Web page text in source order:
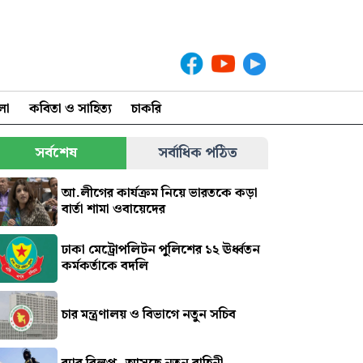
কবিতা ও সাহিত্য চাকরি
সর্বশেষ সর্বাধিক পঠিত
আ.লীগের কার্যক্রম নিয়ে ভারতকে কড়া
বার্তা শামা ওবায়েদের
ঢাকা মেট্রোপলিটন পুলিশের ১২ ঊর্ধ্বতন
কর্মকর্তাকে বদলি
চার মন্ত্রণালয় ও বিভাগে নতুন সচিব